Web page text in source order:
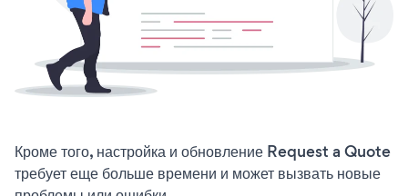
Кроме того, настройка и обновление Request a Quote
требует еще больше времени и может вызвать новые